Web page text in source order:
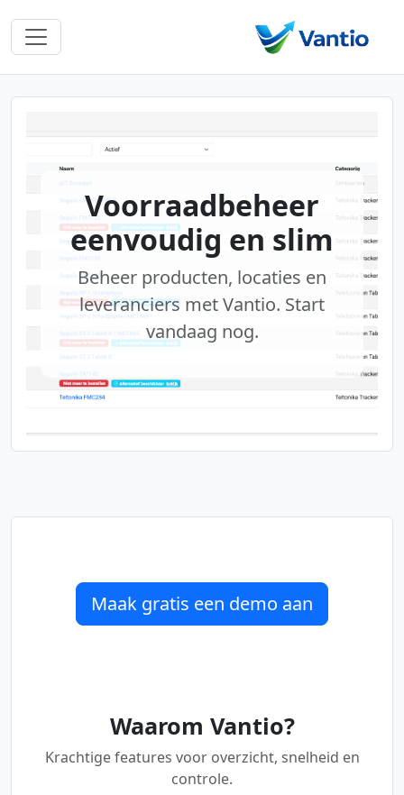
Voorraadbeheer
eenvoudig en slim
Beheer producten, locaties en
leveranciers met Vantio. Start
vandaag nog.
Vorige
Maak gratis een demo aan
Waarom Vantio?
Krachtige features voor overzicht, snelheid en
controle.